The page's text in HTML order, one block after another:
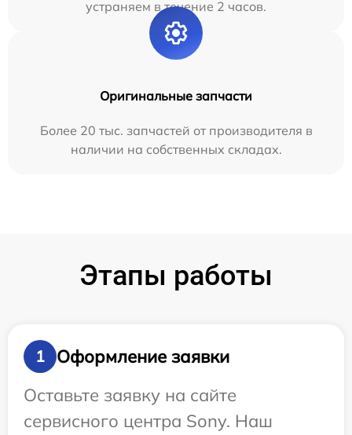
устраняем в течение 2 часов.
Оригинальные запчасти
Более 20 тыс. запчастей от производителя в
наличии на собственных складах.
Этапы работы
1
Оформление заявки
Оставьте заявку на сайте
сервисного центра Sony. Наш